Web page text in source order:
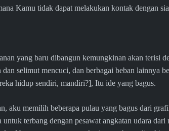
Kamu tidak dapat melakukan kontak dengan
yang baru dibangun kemungkinan akan terisi
dan selimut mencuci, dan berbagai beban lainnya
hidup sendiri, mandiri?], Itu ide yang bagus.
aku memilih beberapa pulau yang bagus dari
terbang dengan pesawat angkatan udara